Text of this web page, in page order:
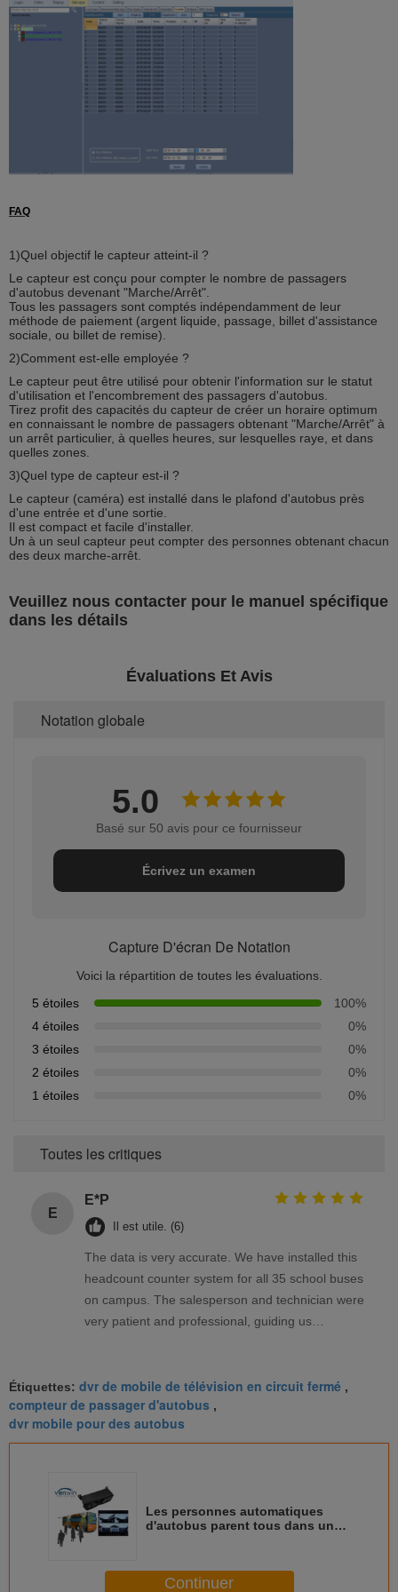
FAQ
1)Quel objectif le capteur atteint-il ?
Le capteur est conçu pour compter le nombre de passagers
d'autobus devenant "Marche/Arrêt".
Tous les passagers sont comptés indépendamment de leur
méthode de paiement (argent liquide, passage, billet d'assistance
sociale, ou billet de remise).
2)Comment est-elle employée ?
Le capteur peut être utilisé pour obtenir l'information sur le statut
d'utilisation et l'encombrement des passagers d'autobus.
Tirez profit des capacités du capteur de créer un horaire optimum
en connaissant le nombre de passagers obtenant "Marche/Arrêt" à
un arrêt particulier, à quelles heures, sur lesquelles raye, et dans
quelles zones.
3)Quel type de capteur est-il ?
Le capteur (caméra) est installé dans le plafond d'autobus près
d'une entrée et d'une sortie.
Il est compact et facile d'installer.
Un à un seul capteur peut compter des personnes obtenant chacun
des deux marche-arrêt.
Veuillez nous contacter pour le manuel spécifique
dans les détails
Évaluations Et Avis
Notation globale
5.0
Basé sur 50 avis pour ce fournisseur
Écrivez un examen
Capture D'écran De Notation
Voici la répartition de toutes les évaluations.
5 étoiles
100%
4 étoiles
0%
3 étoiles
0%
2 étoiles
0%
1 étoiles
0%
Toutes les critiques
E
E*P
Il est utile. (6)
The data is very accurate. We have installed this
headcount counter system for all 35 school buses
on campus. The salesperson and technician were
very patient and professional, guiding us
professional solutions quickly.
Étiquettes: dvr de mobile de télévision en circuit fermé ,
compteur de passager d'autobus ,
dvr mobile pour des autobus
Les personnes automatiques
d'autobus parent tous dans un
de caboteur
Continuer